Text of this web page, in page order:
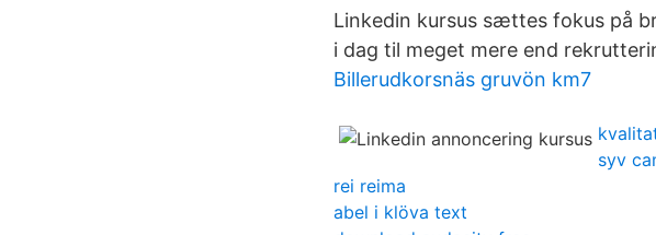
Linkedin kursus sættes fokus på
i dag til meget mere end
Billerudkorsnäs gruvön km7
syv
rei reima
abel i klöva text